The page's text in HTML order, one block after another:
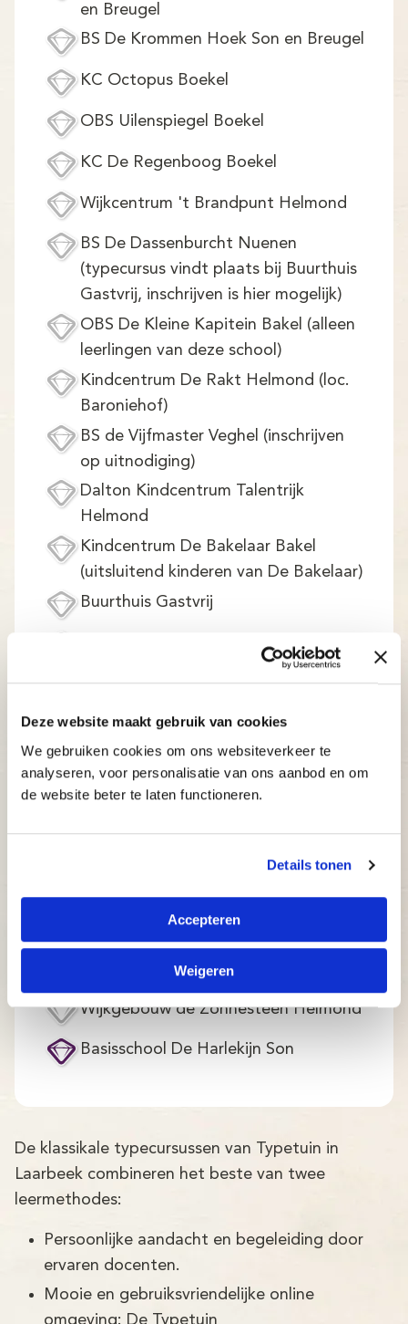
Deze website maakt gebruik van cookies
We gebruiken cookies om ons websiteverkeer te
analyseren, voor personalisatie van ons aanbod en om
de website beter te laten functioneren.
Details tonen
Accepteren
Weigeren
en Breugel
BS De Krommen Hoek Son en Breugel
KC Octopus Boekel
OBS Uilenspiegel Boekel
KC De Regenboog Boekel
Wijkcentrum 't Brandpunt Helmond
BS De Dassenburcht Nuenen
(typecursus vindt plaats bij Buurthuis
Gastvrij, inschrijven is hier mogelijk)
OBS De Kleine Kapitein Bakel (alleen
leerlingen van deze school)
Kindcentrum De Rakt Helmond (loc.
Baroniehof)
BS de Vijfmaster Veghel (inschrijven
op uitnodiging)
Dalton Kindcentrum Talentrijk
Helmond
Kindcentrum De Bakelaar Bakel
(uitsluitend kinderen van De Bakelaar)
Buurthuis Gastvrij
Gemeenschapshuis Dommelhuis Son
plaats in de Vriendschap, inschrijven
daar mogelijk)
Montessorischool Helmond
(Typecursus vindt plaats bij
Wijkgebouw De Zonnesteen. Zoek
deze locatie en schrijf je daar in)
Wijkvereniging de Leest Veghel
PCBS De Sonnewijzer Son en Breugel
Wijkgebouw de Zonnesteen Helmond
Basisschool De Harlekijn Son
De klassikale typecursussen van Typetuin in
Laarbeek combineren het beste van twee
leermethodes:
Persoonlijke aandacht en begeleiding door
ervaren docenten.
Mooie en gebruiksvriendelijke online
omgeving: De Typetuin